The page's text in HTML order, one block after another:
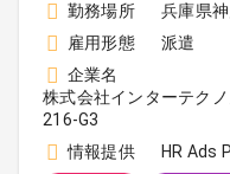
勤務場所
兵庫県
雇用形態
派遣
企業名
株式会社インターテク
216-G3
情報提供
HR Ads